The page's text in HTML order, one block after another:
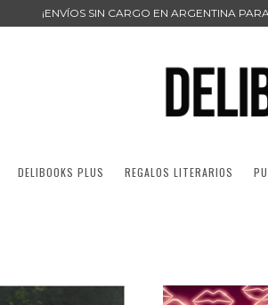
¡ENVÍOS SIN CARGO EN ARGENTINA
DELIBOOKS PLUS REGALOS LITERARIOS